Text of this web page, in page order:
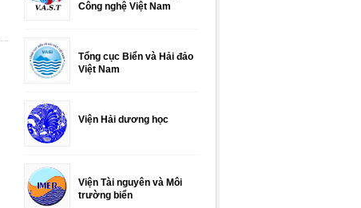
Công nghệ Việt Nam
Tổng cục Biển và Hải đảo
Việt Nam
Viện Hải dương học
Viện Tài nguyên và Môi
trường biển